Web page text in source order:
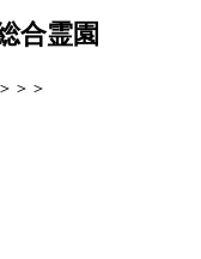
合霊園
＞＞